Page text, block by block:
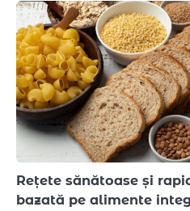
Rețete sănătoase și
bazată pe alimente